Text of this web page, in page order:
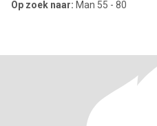
Op zoek naar: Man 55 - 80